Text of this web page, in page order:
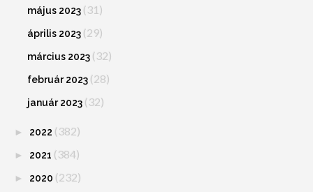
május 2023 (31)
április 2023 (29)
március 2023 (32)
február 2023 (28)
január 2023 (32)
► 2022 (382)
► 2021 (384)
► 2020 (232)